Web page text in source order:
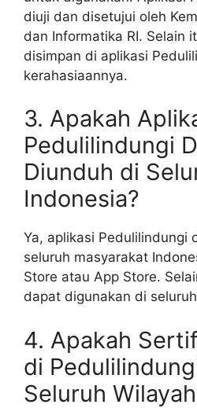
diuji dan disetujui oleh
dan Informatika RI. Selain
disimpan di aplikasi
kerahasiaannya.
3. Apakah
Pedulilindungi
Diunduh di
Indonesia?
Ya, aplikasi Pedulilindungi
seluruh masyarakat
Store atau App Store.
dapat digunakan di
4. Apakah
di
Seluruh